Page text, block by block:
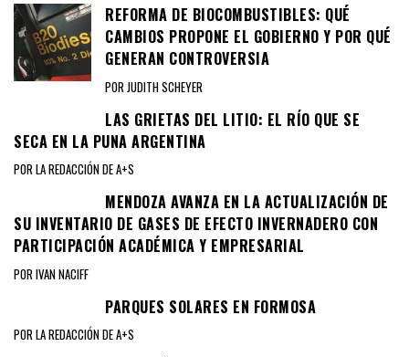
REFORMA DE BIOCOMBUSTIBLES: QUÉ
CAMBIOS PROPONE EL GOBIERNO Y POR QUÉ
GENERAN CONTROVERSIA
POR JUDITH SCHEYER
LAS GRIETAS DEL LITIO: EL RÍO QUE SE
SECA EN LA PUNA ARGENTINA
POR LA REDACCIÓN DE A+S
MENDOZA AVANZA EN LA ACTUALIZACIÓN DE
SU INVENTARIO DE GASES DE EFECTO INVERNADERO CON
PARTICIPACIÓN ACADÉMICA Y EMPRESARIAL
POR IVAN NACIFF
PARQUES SOLARES EN FORMOSA
POR LA REDACCIÓN DE A+S